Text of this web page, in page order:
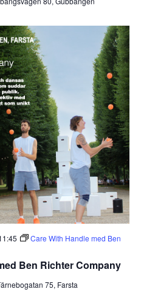
Ben Richter Company
Care With Handle med Ben
75, Farsta